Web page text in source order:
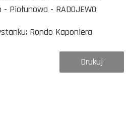
Piołunowa - RADOJEWO
Rondo Kaponiera
Drukuj